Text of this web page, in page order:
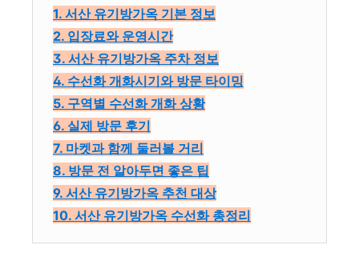
1. 서산 유기방가옥 기본 정보
2. 입장료와 운영시간
3. 서산 유기방가옥 주차 정보
4. 수선화 개화시기와 방문 타이밍
5. 구역별 수선화 개화 상황
6. 실제 방문 후기
7. 마켓과 함께 둘러볼 거리
8. 방문 전 알아두면 좋은 팁
9. 서산 유기방가옥 추천 대상
10. 서산 유기방가옥 수선화 총정리